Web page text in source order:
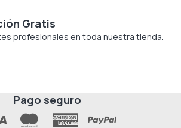
Gratis
profesionales en toda nuestra tienda.
Pago seguro